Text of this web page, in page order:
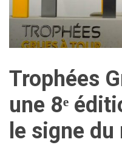
Trophées
une 8ᵉ
le signe